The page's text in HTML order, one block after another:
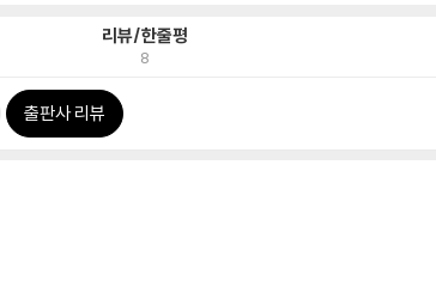
리뷰/한줄평
8
출판사 리뷰